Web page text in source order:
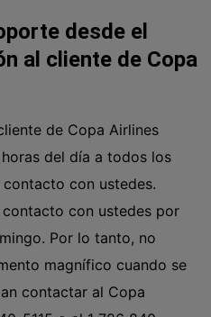
desde el
al cliente de Copa
de Copa Airlines
del día a todos los
con ustedes.
contacto con ustedes por
Por lo tanto, no
magnífico cuando se
contactar al Copa